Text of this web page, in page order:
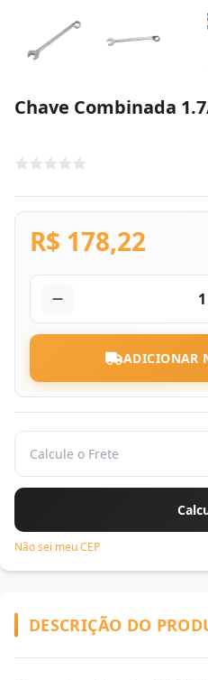
Chave Combinada
R$ 178,22
1
ADICIONAR
Não sei meu CEP
DESCRIÇÃO DO